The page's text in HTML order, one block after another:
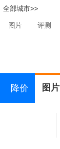
全部城市>>
图片 评测
降价 图片